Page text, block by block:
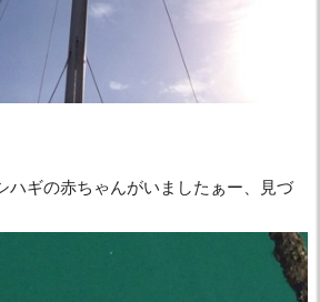
ハギの赤ちゃんがいましたぁー、見づ